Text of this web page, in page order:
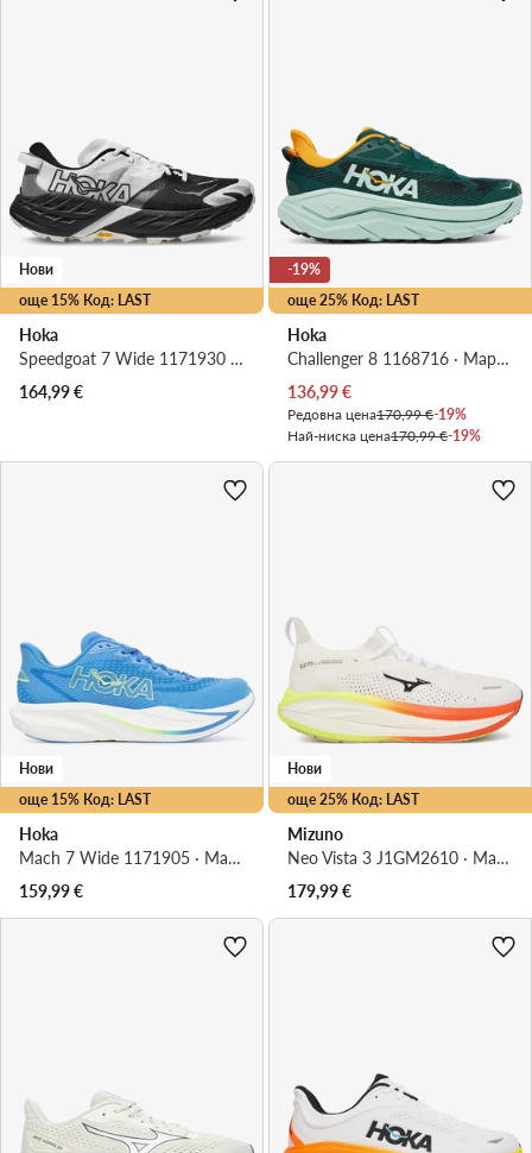
още 15% Код: LAST
Нови
Hoka
Speedgoat 7 Wide 1171930 · Маратонки за бягане
164,99€
още 25% Код: LAST
-19%
Hoka
Challenger 8 1168716 · Маратонки за бягане
Актуална цена
136,99€
Редовна цена170,99 €-19%
Най-ниска цена170,99 €-19%
още 15% Код: LAST
Нови
Hoka
Mach 7 Wide 1171905 · Маратонки за бягане
159,99€
още 25% Код: LAST
Нови
Mizuno
Neo Vista 3 J1GM2610 · Маратонки за бягане
179,99€